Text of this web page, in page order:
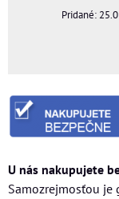
Pridané:
U nás nakupujete
Samozrejmosťou je